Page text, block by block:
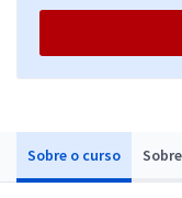
Sobre o curso